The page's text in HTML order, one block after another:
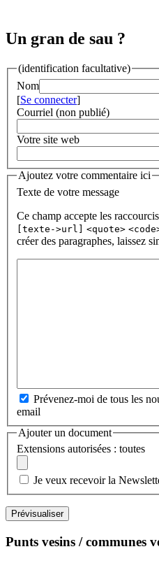
Un gran de sau ?
(identification facultative)
Nom
[Se connecter]
Courriel (non publié)
Votre site web
Ajoutez votre commentaire ici
Texte de votre message
Ce champ accepte les
[texte->url] <quote>
créer des paragraphes, laissez
Prévenez-moi de tous les
email
Ajouter un document
Extensions autorisées : toutes
Je veux recevoir la
Punts vesins / communes